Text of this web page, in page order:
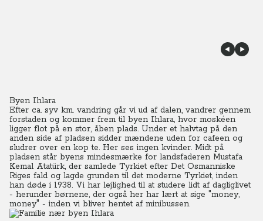
Byen Ihlara
Efter ca. syv km. vandring går vi ud af dalen, vandrer gennem
forstaden og kommer frem til byen Ihlara, hvor moskéen
ligger flot på en stor, åben plads. Under et halvtag på den
anden side af pladsen sidder mændene uden for cafeen og
sludrer over en kop te. Her ses ingen kvinder. Midt på
pladsen står byens mindesmærke for landsfaderen Mustafa
Kemal Atatürk, der samlede Tyrkiet efter Det Osmanniske
Riges fald og lagde grunden til det moderne Tyrkiet, inden
han døde i 1938. Vi har lejlighed til at studere lidt af dagliglivet
- herunder børnene, der også her har lært at sige "money,
money" - inden vi bliver hentet af minibussen.